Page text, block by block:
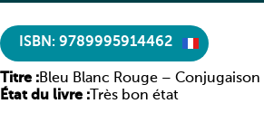
ISBN: 9789995914462
Titre :Bleu Blanc Rouge – Conjugaison
État du livre :Très bon état